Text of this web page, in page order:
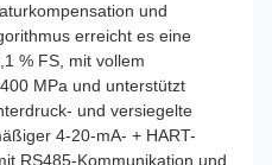
und
erreicht es eine
% FS, mit vollem
MPa und unterstützt
und versiegelte
4-20-mA- + HART-
RS485-Kommunikation und